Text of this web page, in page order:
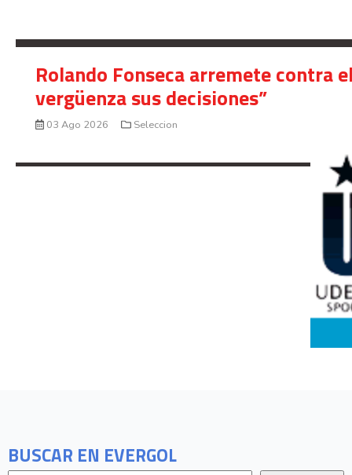
BUSCAR EN EVERGOL
Rolando Fonseca arremete contra
vergüenza sus decisiones”
03 Ago 2026 Seleccion